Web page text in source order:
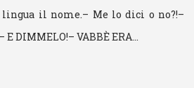
il nome.– Me lo dici o no?!–
E DIMMELO!– VABBÈ ERA…